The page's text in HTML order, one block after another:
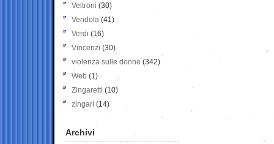
Veltroni (30)
Vendola (41)
Verdi (16)
Vincenzi (30)
violenza sulle donne (342)
Web (1)
Zingaretti (10)
zingari (14)
Archivi